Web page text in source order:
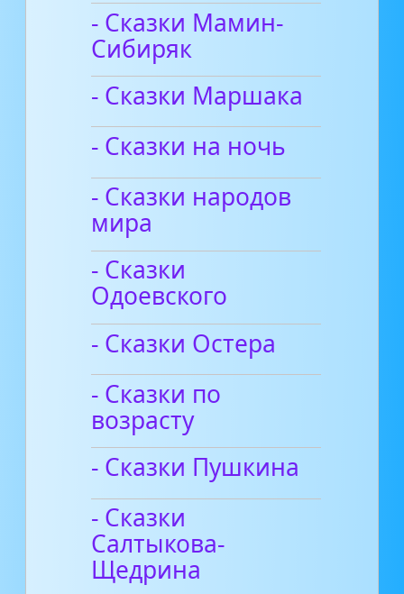
- Сказки Мамин-
Сибиряк
- Сказки Маршака
- Сказки на ночь
- Сказки народов
мира
- Сказки
Одоевского
- Сказки Остера
- Сказки по
возрасту
- Сказки Пушкина
- Сказки
Салтыкова-
Щедрина